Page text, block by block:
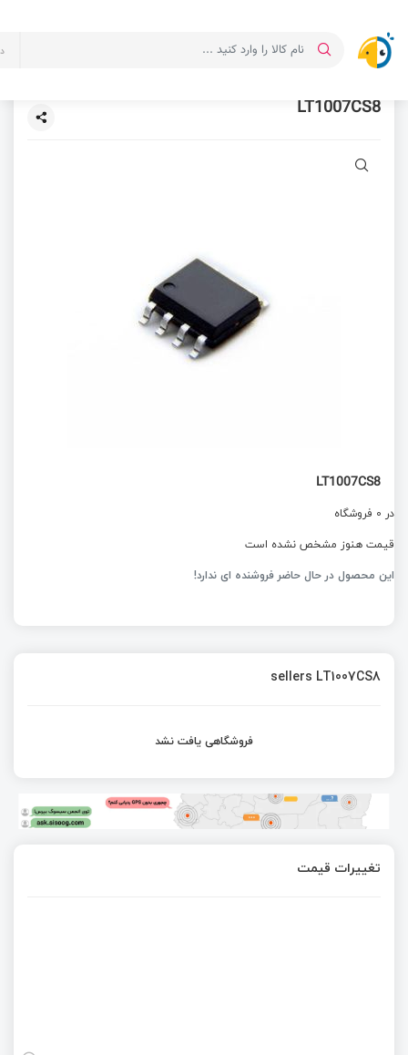
LT1007CS8
LT1007CS8
در 0 فروشگاه
قیمت هنوز مشخص نشده است
این محصول در حال حاضر فروشنده ای ندارد!
sellers LT1007CS8
فروشگاهی یافت نشد
تغییرات قیمت